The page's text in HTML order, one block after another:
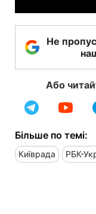
Не
Або
Більше по темі:
Київрада РБК-